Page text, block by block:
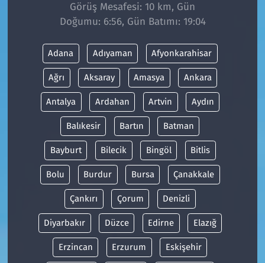
Görüş Mesafesi: 10 km, Gün
Doğumu: 6:56, Gün Batımı: 19:04
Adana Adıyaman Afyonkarahisar
Ağrı Aksaray Amasya Ankara
Antalya Ardahan Artvin Aydın
Balıkesir Bartın Batman
Bayburt Bilecik Bingöl Bitlis
Bolu Burdur Bursa Çanakkale
Çankırı Çorum Denizli
Diyarbakır Düzce Edirne Elazığ
Erzincan Erzurum Eskişehir